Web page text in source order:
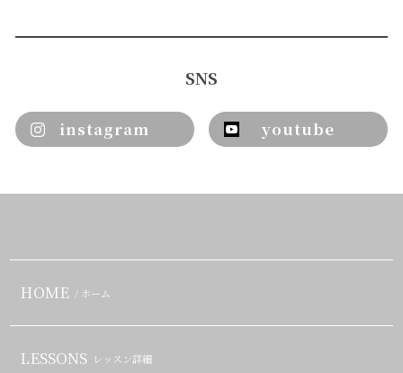
SNS
instagram youtube
HOME / ホーム
LESSONS レッスン詳細